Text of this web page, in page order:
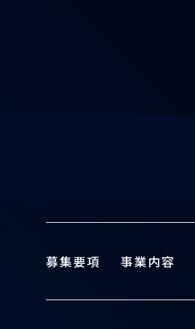
募集要項 事業内容